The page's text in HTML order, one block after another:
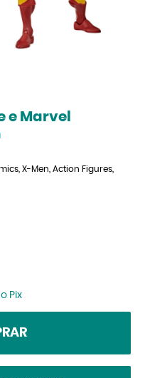
e Marvel
X-Men Action Figures
Pix